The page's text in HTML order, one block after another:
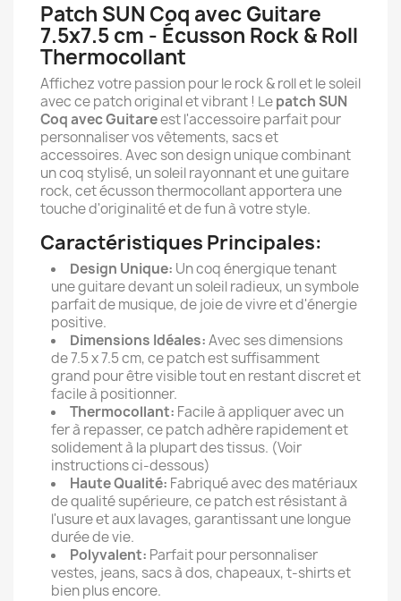
Patch SUN Coq avec Guitare
7.5x7.5 cm - Écusson Rock & Roll
Thermocollant
Affichez votre passion pour le rock & roll et le soleil
avec ce patch original et vibrant ! Lepatch SUN
Coq avec Guitareest l'accessoire parfait pour
personnaliser vos vêtements, sacs et
accessoires. Avec son design unique combinant
un coq stylisé, un soleil rayonnant et une guitare
rock, cet écusson thermocollant apportera une
touche d'originalité et de fun à votre style.
Caractéristiques Principales:
Design Unique: Un coq énergique tenant
une guitare devant un soleil radieux, un symbole
parfait de musique, de joie de vivre et d'énergie
positive.
Dimensions Idéales:Avec ses dimensions
de 7.5 x 7.5 cm, ce patch est suffisamment
grand pour être visible tout en restant discret et
facile à positionner.
Thermocollant: Facile à appliquer avec un
fer à repasser, ce patch adhère rapidement et
solidement à la plupart des tissus. (Voir
instructions ci-dessous)
Haute Qualité: Fabriqué avec des matériaux
de qualité supérieure, ce patch est résistant à
l'usure et aux lavages, garantissant une longue
durée de vie.
Polyvalent: Parfait pour personnaliser
vestes, jeans, sacs à dos, chapeaux, t-shirts et
bien plus encore.